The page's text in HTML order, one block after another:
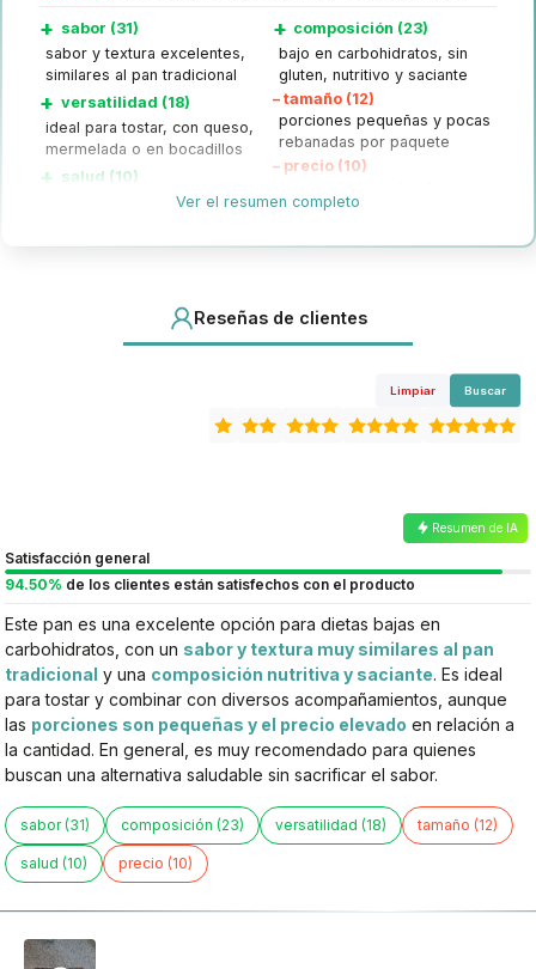
+ sabor (31)
sabor y textura excelentes,
similares al pan tradicional
+ versatilidad (18)
ideal para tostar, con queso,
mermelada o en bocadillos
+ salud (10)
ayuda en dietas keto y
+ composición (23)
bajo en carbohidratos, sin
gluten, nutritivo y saciante
– tamaño (12)
porciones pequeñas y pocas
rebanadas por paquete
– precio (10)
cantidad
Ver el resumen completo
Reseñas de clientes
Limpiar Buscar
Resumen de IA
Satisfacción general
94.50% de los clientes están satisfechos con el producto
Este pan es una excelente opción para dietas bajas en
carbohidratos, con un sabor y textura muy similares al pan
tradicional y una composición nutritiva y saciante. Es ideal
para tostar y combinar con diversos acompañamientos, aunque
las porciones son pequeñas y el precio elevado en relación a
la cantidad. En general, es muy recomendado para quienes
buscan una alternativa saludable sin sacrificar el sabor.
sabor (31) composición (23) versatilidad (18) tamaño (12)
salud (10) precio (10)